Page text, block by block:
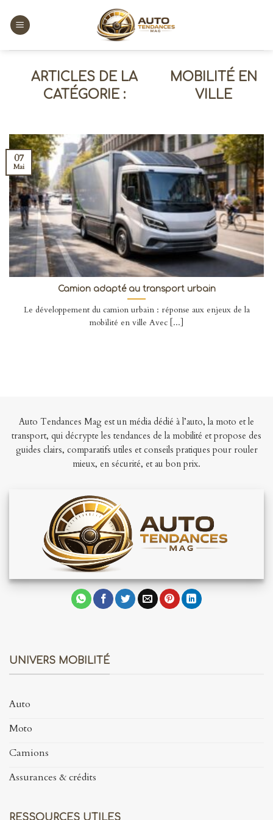
content
MOBILITÉ EN
VILLE
Camion adapté au transport urbain
Le développement du camion urbain : réponse aux enjeux de la
mobilité en ville Avec [...]
07
Mai
Auto Tendances Mag est un média dédié à l’auto, la moto et le
transport, qui décrypte les tendances de la mobilité et propose des
guides clairs, comparatifs utiles et conseils pratiques pour rouler
mieux, en sécurité, et au bon prix.
UNIVERS MOBILITÉ
Auto
Moto
Camions
Assurances & crédits
RESSOURCES UTILES